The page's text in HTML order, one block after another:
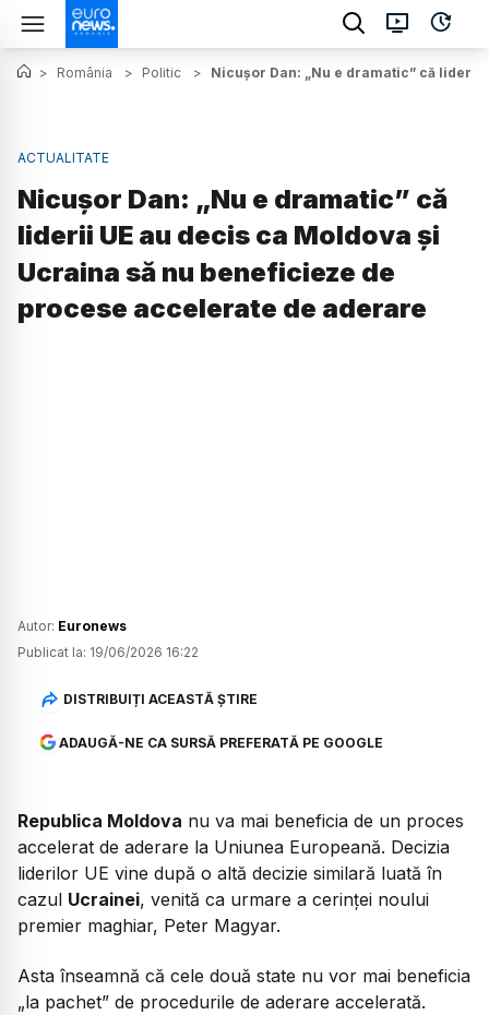
> România > Politic > Nicușor Dan: „Nu e dramatic” că
ACTUALITATE
Nicușor Dan: „Nu e dramatic” că
liderii UE au decis ca Moldova și
Ucraina să nu beneficieze de
procese accelerate de aderare
Autor: Euronews
Publicat la: 19/06/2026 16:22
DISTRIBUIȚI ACEASTĂ ȘTIRE
ADAUGĂ-NE CA SURSĂ PREFERATĂ PE GOOGLE
Republica Moldova nu va mai beneficia de un proces
accelerat de aderare la Uniunea Europeană. Decizia
liderilor UE vine după o altă decizie similară luată în
cazul Ucrainei, venită ca urmare a cerinței noului
premier maghiar, Peter Magyar.
Asta înseamnă că cele două state nu vor mai beneficia
„la pachet” de procedurile de aderare accelerată.